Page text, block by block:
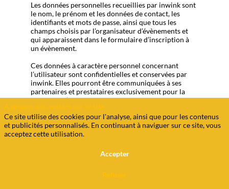
Les données personnelles recueillies par inwink sont
le nom, le prénom et les données de contact, les
identifiants et mots de passe, ainsi que tous les
champs choisis par l’organisateur d’évènements et
qui apparaissent dans le formulaire d’inscription à
un évènement.
Ces données à caractère personnel concernant
l’utilisateur sont confidentielles et conservées par
inwink. Elles pourront être communiquées à ses
partenaires et prestataires exclusivement pour la
gestion de l’inscription et de la participation de
l’utilisateur à un ou plusieurs évènements.
Conformément à la loi "Informatique et Libertés"
n°78-17 du 6 janvier 1978 telle que modifiée par la
son identité, l’utilisateur dispose d'un droit d'accès et
concernant fassent l'objet d'un traitement
A propos des cookies sur ce site
Ce site utilise des cookies pour l'analyse, ainsi que pour les contenus
et publicités personnalisés. En continuant à naviguer sur ce site, vous
acceptez cette utilisation.
Accepter
Refuser